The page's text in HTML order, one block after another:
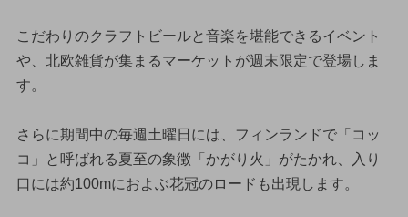
こだわりのクラフトビールと音楽を堪能できるイベント
や、北欧雑貨が集まるマーケットが週末限定で登場しま
す。
さらに期間中の毎週土曜日には、フィンランドで「コッ
コ」と呼ばれる夏至の象徴「かがり火」がたかれ、入り
口には約100mにおよぶ花冠のロードも出現します。